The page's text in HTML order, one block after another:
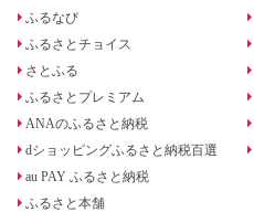
ふるなび
ふるさとチョイス
さとふる
ふるさとプレミアム
ANAのふるさと納税
dショッピングふるさと納税百選
au PAY ふるさと納税
ふるさと本舗